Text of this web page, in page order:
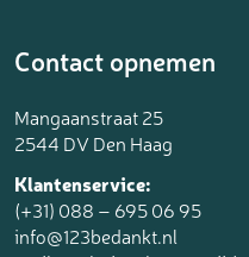
Contact opnemen
Mangaanstraat 25
2544 DV Den Haag
Klantenservice:
(+31) 088 – 695 06 95
info@123bedankt.nl